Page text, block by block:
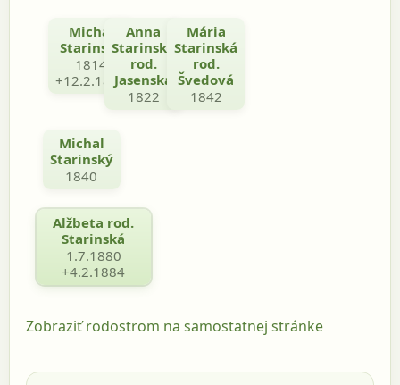
Michal
Starinský
1814
+12.2.1892
Anna
Starinská
rod.
Jasenská
1822
Michal
Starinský
1840
Mária
Starinská
rod.
Švedová
1842
Alžbeta rod.
Starinská
1.7.1880
+4.2.1884
Zobraziť rodostrom na samostatnej stránke